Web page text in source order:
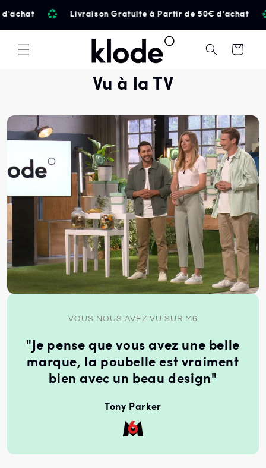
passer
au
Livraison Gratuite à Partir de 50€ d'achat
Panier
Vu à la TV
VOUS NOUS AVEZ VU SUR M6
"Je pense que vous avez une belle
marque, la poubelle est vraiment
bien avec un beau design"
Tony Parker